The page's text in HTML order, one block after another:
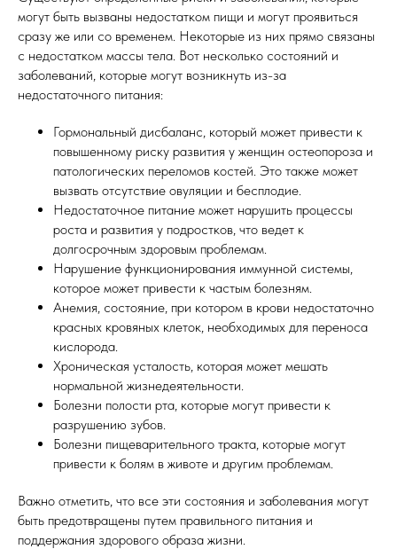
могут быть вызваны недостатком пищи и могут проявиться
сразу же или со временем. Некоторые из них прямо связаны
с недостатком массы тела. Вот несколько состояний и
заболеваний, которые могут возникнуть из-за
недостаточного питания:
Гормональный дисбаланс, который может привести к
повышенному риску развития у женщин остеопороза и
патологических переломов костей. Это также может
вызвать отсутствие овуляции и бесплодие.
Недостаточное питание может нарушить процессы
роста и развития у подростков, что ведет к
долгосрочным здоровым проблемам.
Нарушение функционирования иммунной системы,
которое может привести к частым болезням.
Анемия, состояние, при котором в крови недостаточно
красных кровяных клеток, необходимых для переноса
кислорода.
Хроническая усталость, которая может мешать
нормальной жизнедеятельности.
Болезни полости рта, которые могут привести к
разрушению зубов.
Болезни пищеварительного тракта, которые могут
привести к болям в животе и другим проблемам.
Важно отметить, что все эти состояния и заболевания могут
быть предотвращены путем правильного питания и
поддержания здорового образа жизни.